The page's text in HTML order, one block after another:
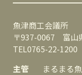
魚津商工会議所
〒937-0067 富山
TEL0765-22-
主管
まるまる